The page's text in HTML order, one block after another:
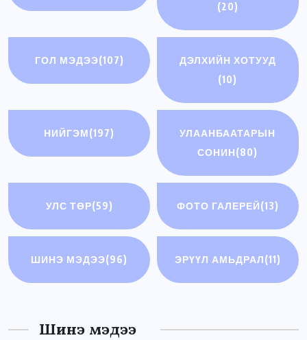
(20)
ГОЛ МЭДЭЭ(107)
ДЭЛХИЙН ХОТУУД
(10)
НИЙГЭМ(197)
УЛААНБААТАРЫН
СОНИН(80)
УЛС ТӨР(59) ФОТО ГАЛЕРЕЙ(13)
ШИНЭ МЭДЭЭ(96) ЭРҮҮЛ АМЬДРАЛ(11)
Шинэ мэдээ